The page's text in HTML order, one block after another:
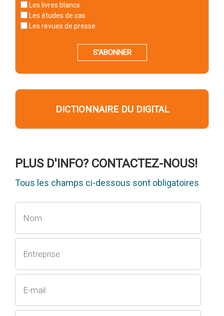
Les livres blancs
Les études de cas
Les revues de presse
S'ABONNER
DICTIONNAIRE DU DIGITAL
PLUS D'INFO? CONTACTEZ-NOUS!
Tous les champs ci-dessous sont obligatoires